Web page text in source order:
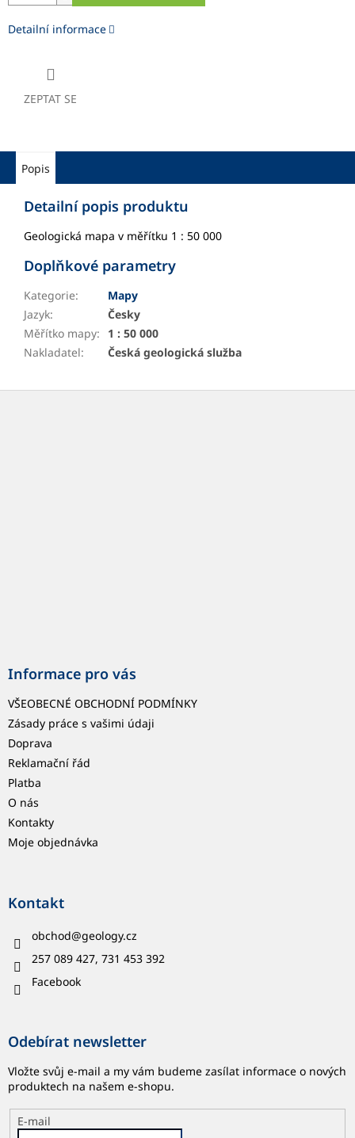
Detailní informace
ZEPTAT SE
Popis
Detailní popis produktu
Geologická mapa v měřítku 1 : 50 000
Doplňkové parametry
Kategorie:
Mapy
Jazyk:
Česky
Měřítko mapy:
1 : 50 000
Nakladatel: Česká geologická služba
Z
Informace pro vás
VŠEOBECNÉ OBCHODNÍ PODMÍNKY
Zásady práce s vašimi údaji
Doprava
Reklamační řád
Platba
O nás
Kontakty
Moje objednávka
Kontakt
obchod@geology.cz
257 089 427, 731 453 392
Facebook
Odebírat newsletter
Vložte svůj e-mail a my vám budeme zasílat informace o nových
produktech na našem e-shopu.
E-mail